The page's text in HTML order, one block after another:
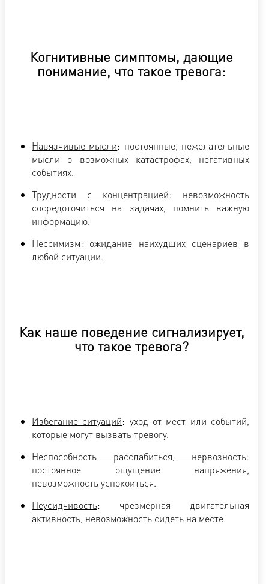
Когнитивные симптомы, дающие
понимание, что такое тревога:
Навязчивые мысли: постоянные, нежелательные
мысли о возможных катастрофах, негативных
событиях.
Трудности с концентрацией: невозможность
сосредоточиться на задачах, помнить важную
информацию.
Пессимизм: ожидание наихудших сценариев в
любой ситуации.
Как наше поведение сигнализирует,
что такое тревога?
Избегание ситуаций: уход от мест или событий,
которые могут вызвать тревогу.
Неспособность расслабиться, нервозность:
постоянное ощущение напряжения,
невозможность успокоиться.
Неусидчивость: чрезмерная двигательная
активность, невозможность сидеть на месте.